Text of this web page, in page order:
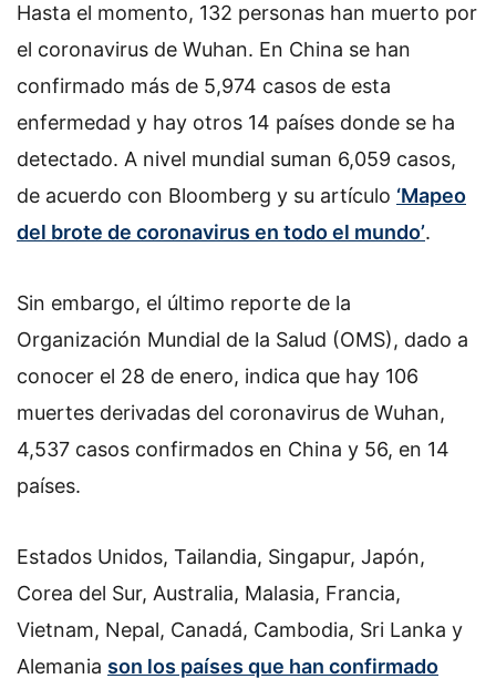
Hasta el momento, 132 personas han muerto por
el coronavirus de Wuhan. En China se han
confirmado más de 5,974 casos de esta
enfermedad y hay otros 14 países donde se ha
detectado. A nivel mundial suman 6,059 casos,
de acuerdo con Bloomberg y su artículo ‘Mapeo
del brote de coronavirus en todo el mundo’.
Sin embargo, el último reporte de la
Organización Mundial de la Salud (OMS), dado a
conocer el 28 de enero, indica que hay 106
muertes derivadas del coronavirus de Wuhan,
4,537 casos confirmados en China y 56, en 14
países.
Estados Unidos, Tailandia, Singapur, Japón,
Corea del Sur, Australia, Malasia, Francia,
Vietnam, Nepal, Canadá, Cambodia, Sri Lanka y
Alemania son los países que han confirmado